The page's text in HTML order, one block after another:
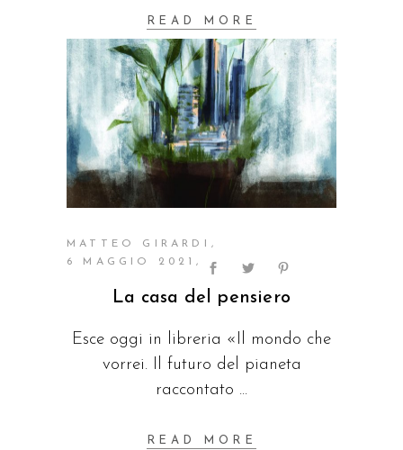
READ MORE
MATTEO GIRARDI
6 MAGGIO 2021
La casa del pensiero
Esce oggi in libreria «Il mondo che
vorrei. Il futuro del pianeta
raccontato
READ MORE